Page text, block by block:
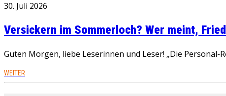
30. Juli 2026
Versickern im Sommerloch? Wer meint,
Guten Morgen, liebe Leserinnen und Leser! „Die
WEITER